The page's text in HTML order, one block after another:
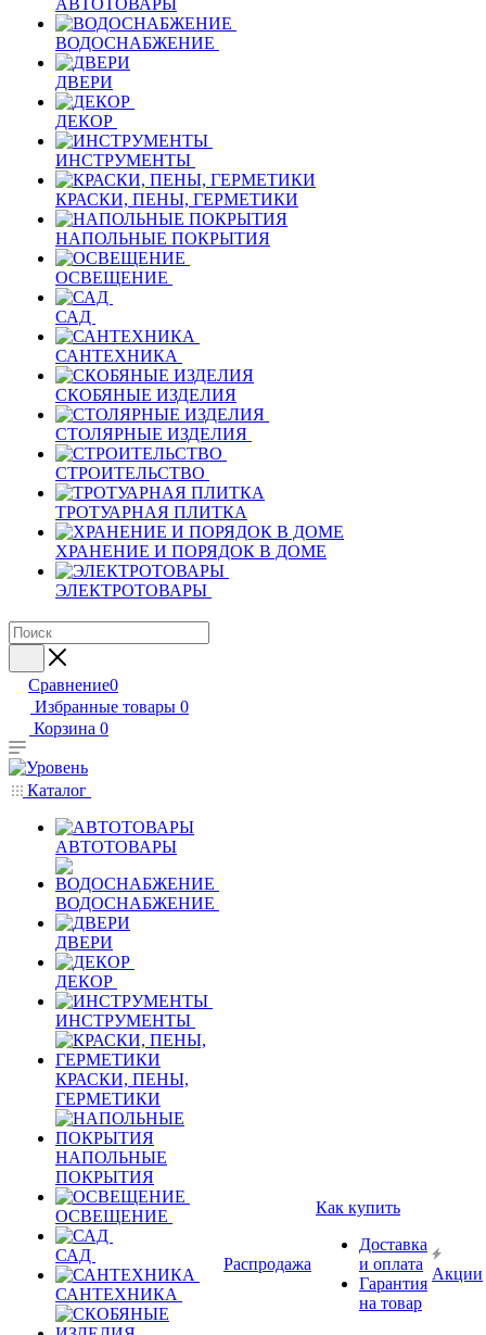
АВТОТОВАРЫ
ВОДОСНАБЖЕНИЕ
ДВЕРИ
ДЕКОР
ИНСТРУМЕНТЫ
КРАСКИ, ПЕНЫ, ГЕРМЕТИКИ
НАПОЛЬНЫЕ ПОКРЫТИЯ
ОСВЕЩЕНИЕ
САД
САНТЕХНИКА
СКОБЯНЫЕ ИЗДЕЛИЯ
СТОЛЯРНЫЕ ИЗДЕЛИЯ
СТРОИТЕЛЬСТВО
ТРОТУАРНАЯ ПЛИТКА
ХРАНЕНИЕ И ПОРЯДОК В ДОМЕ
ЭЛЕКТРОТОВАРЫ
Сравнение0
Избранные товары 0
Корзина 0
Каталог
АВТОТОВАРЫ
ВОДОСНАБЖЕНИЕ
ДВЕРИ
ДЕКОР
ИНСТРУМЕНТЫ
КРАСКИ, ПЕНЫ,
ГЕРМЕТИКИ
НАПОЛЬНЫЕ
ПОКРЫТИЯ
ОСВЕЩЕНИЕ
САД
САНТЕХНИКА
Распродажа
Как купить
Доставка
и оплата
Гарантия
на товар
Акции